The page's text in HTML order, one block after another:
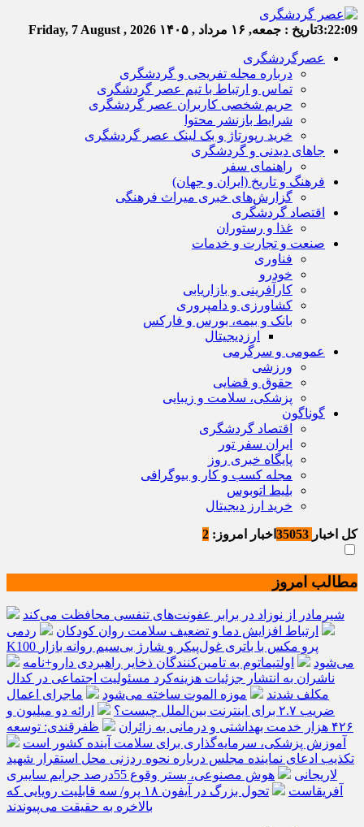
3:22:10تاریخ : جمعه, ۱۶ مرداد , ۱۴۰۵ Friday, 7 August , 2026
عصرگردشگری
درباره مجله تفریحی و گردشگری
تماس و ارتباط با تیم عصر گردشگری
حریم شخصی کاربران عصر گردشگری
شرایط بازنشر محتوا
خرید رپورتاژ و بک لینک عصر گردشگری
جاهای دیدنی و گردشگری
راهنمای سفر
فرهنگ و تاریخ (ایران و جهان)
گزارش‌های خبری میراث فرهنگی
اقتصاد گردشگری
غذا و رستوران
صنعت و تجارت و خدمات
فناوری
خودرو
کارآفرینی و بازاریابی
کشاورزی و دامپروری
بانک و بیمه، بورس و فارکس
ارزدیجیتال
عمومی و سرگرمی
ورزشی
حقوق و قضایی
پزشکی، سلامت و زیبایی
گوناگون
اقتصاد گردشگری
ایران سفر تور
پایگاه خبری روز
مجله کسب و کار و بیوگرافی
بلیط اتوبوس
خرید ارز دیجیتال
کل اخبار اخبار امروز: 2
مطالب امروز
شیرمادر از نوزاد در برابر عفونت‌های تنفسی محافظت می‌کند
ارتباط افزایش دما و تضعیف سلامت روان کودکان
ردمی
K100 پرو مکس با باتری غول‌پیکر و شارژ بی‌سیم روانه بازار
می‌شود
اولتیماتوم به تامین‌کنندگان ذخایر راهبردی دارو+نامه
ناشران به انتشار جزئیات هزینه‌کرد مسئولیت اجتماعی در کدال
مکلف شدند
موزه الموت ساخته می‌شود
ماجرای اعمال
ضریب ۲.۷ برای اینترنت بین‌الملل چیست؟
ارائه دو میلیون و
۴۲۶ هزار خدمت بهداشتی و درمانی به زائران
ظفرقندی: توسعه
آموزش پزشکی، سرمایه‌گذاری برای سلامت آینده کشور است
تکذیب ادعای نماینده مجلس درباره نحوه ردزنی محل استقرار شهید
لاریجانی
هوش مصنوعی، بستر وقوع 55درصد جرایم سایبری
آفریقاست
تحول بزرگ در آیفون ۱۸ پرو/ سه قابلیت رویایی که
بالاخره به حقیقت می‌پیوندند